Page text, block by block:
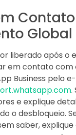
Global
liberado após o
em contato com
Business pelo
.
e explique
o desbloqueio.
saber,